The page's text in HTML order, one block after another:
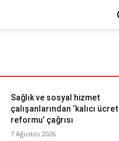
Sağlık ve sosyal hizmet
çalışanlarından ‘kalıcı ücret
reformu’ çağrısı
7 Ağustos 2026